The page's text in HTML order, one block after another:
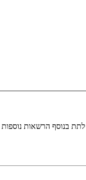
לתת בנוסף הרשאות